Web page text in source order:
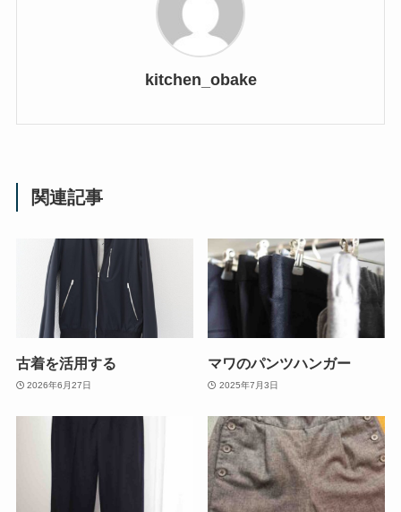
kitchen_obake
関連記事
古着を活用する
2026年6月27日
マワのパンツハンガー
2025年7月3日